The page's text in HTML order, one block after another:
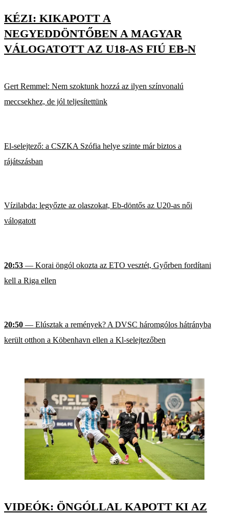
KÉZI: KIKAPOTT A
NEGYEDDÖNTŐBEN A MAGYAR
VÁLOGATOTT AZ U18-AS FIÚ EB-N
Gert Remmel: Nem szoktunk hozzá az ilyen színvonalú
meccsekhez, de jól teljesítettünk
El-selejtező: a CSZKA Szófia helye szinte már biztos a
rájátszásban
Vízilabda: legyőzte az olaszokat, Eb-döntős az U20-as női
válogatott
20:53 — Korai öngól okozta az ETO vesztét, Győrben fordítani
kell a Riga ellen
20:50 — Elúsztak a remények? A DVSC háromgólos hátrányba
került otthon a Köbenhavn ellen a Kl-selejtezőben
VIDEÓK: ÖNGÓLLAL KAPOTT KI AZ